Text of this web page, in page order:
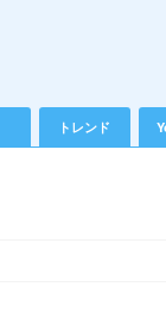
トレンド